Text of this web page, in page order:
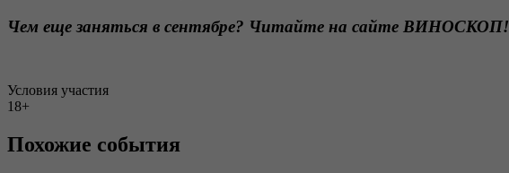
Чем еще заняться в сентябре? Читайте на сайте ВИНОСКОП!
Условия участия
18+
Похожие события